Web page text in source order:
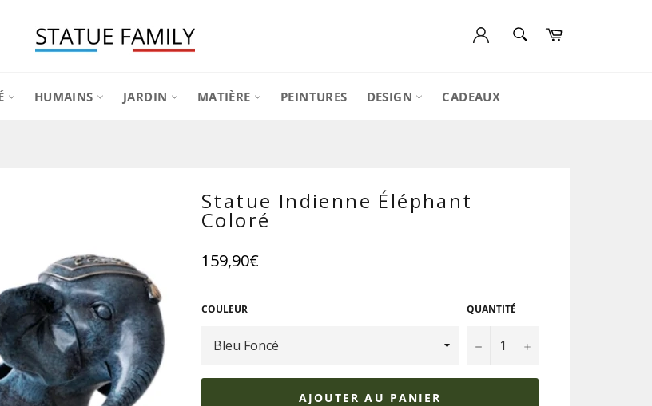
Panier
HUMAINS JARDIN MATIÈRE PEINTURES DESIGN CADEAUX
Statue Indienne Éléphant
Coloré
Prix
régulier
159,90€
COULEUR QUANTITÉ
− +
AJOUTER AU PANIER